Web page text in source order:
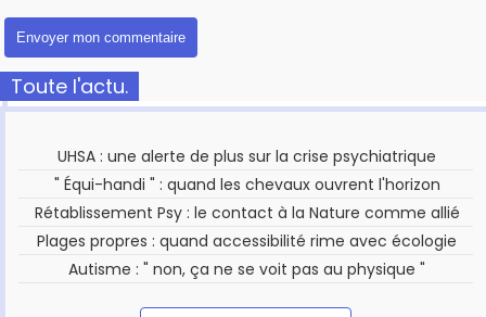
Toute l'actu.
UHSA : une alerte de plus sur la crise psychiatrique
" Équi-handi " : quand les chevaux ouvrent l'horizon
Rétablissement Psy : le contact à la Nature comme allié
Plages propres : quand accessibilité rime avec écologie
Autisme : " non, ça ne se voit pas au physique "